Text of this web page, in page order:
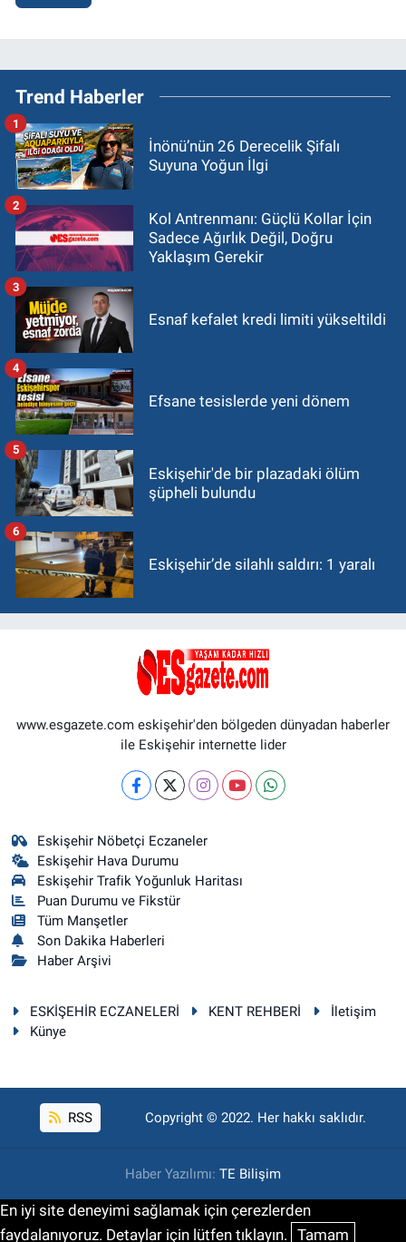
Trend Haberler
İnönü’nün 26 Derecelik Şifalı
Suyuna Yoğun İlgi
1
Kol Antrenmanı: Güçlü Kollar İçin
Sadece Ağırlık Değil, Doğru
Yaklaşım Gerekir
2
Esnaf kefalet kredi limiti yükseltildi
3
Efsane tesislerde yeni dönem
4
Eskişehir'de bir plazadaki ölüm
şüpheli bulundu
5
Eskişehir’de silahlı saldırı: 1 yaralı
6
www.esgazete.com eskişehir'den bölgeden dünyadan haberler
ile Eskişehir internette lider
Eskişehir Nöbetçi Eczaneler
Eskişehir Hava Durumu
Eskişehir Trafik Yoğunluk Haritası
Puan Durumu ve Fikstür
Tüm Manşetler
Son Dakika Haberleri
Haber Arşivi
ESKİŞEHİR ECZANELERİ KENT REHBERİ
İletişim
Künye
RSS Copyright © 2022. Her hakkı saklıdır.
Haber Yazılımı: TE Bilişim
En iyi site deneyimi sağlamak için çerezlerden
faydalanıyoruz. Detaylar için lütfen tıklayın. Tamam